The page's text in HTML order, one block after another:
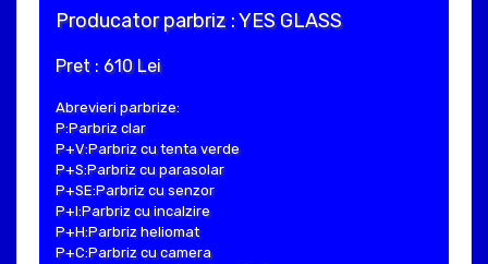
Producator parbriz : YES GLASS
Pret : 610 Lei
Abrevieri parbrize:
P:Parbriz clar
P+V:Parbriz cu tenta verde
P+S:Parbriz cu parasolar
P+SE:Parbriz cu senzor
P+I:Parbriz cu incalzire
P+H:Parbriz heliomat
P+C:Parbriz cu camera